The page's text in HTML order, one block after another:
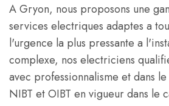
A Gryon, nous proposons une
services electriques adaptes a
l'urgence la plus pressante a
complexe, nos electriciens
avec professionnalisme et dans
NIBT et OIBT en vigueur dans le